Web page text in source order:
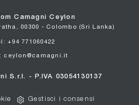
Camagni Ceylon
00300 - Colombo (Sri Lanka)
+94 771060422
ceylon@camagni.it
S.r.l. - P.IVA 03054130137
Gestisci i consensi